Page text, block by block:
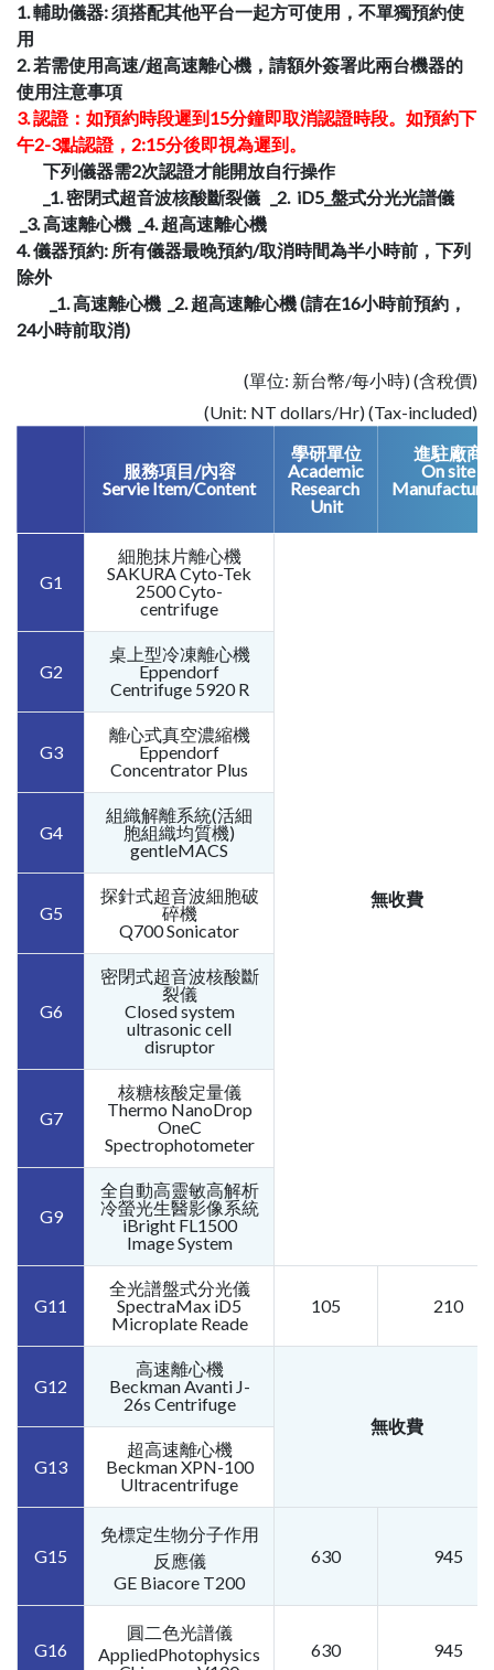
1. 輔助儀器: 須搭配其他平台一起方可使用，不單獨預約使
用
2. 若需使用高速/超高速離心機，請額外簽署此兩台機器的
使用注意事項
3. 認證： 如預約時段遲到15分鐘即取消認證時段。如預約下
午2-3點認證，2:15分後即視為遲到。
下列儀器需2次認證才能開放自行操作
_1. 密閉式超音波核酸斷裂儀 _2. iD5_盤式分光光譜儀
_3. 高速離心機 _4. 超高速離心機
4. 儀器預約: 所有儀器最晚預約/取消時間為半小時前，下列
除外
_1. 高速離心機 _2. 超高速離心機 (請在16小時前預約，
24小時前取消)
(單位: 新台幣/每小時) (含稅價)
(Unit: NT dollars/Hr) (Tax-included)
服務項目/內容
Servie Item/Content
學研單位
Academic
Research
Unit
進駐廠商
On site
G1
細胞抹片離心機
SAKURA Cyto-Tek
2500 Cyto-
centrifuge
無收費
G2
桌上型冷凍離心機
Eppendorf
Centrifuge 5920 R
G3
離心式真空濃縮機
Eppendorf
Concentrator Plus
G4
組織解離系統(活細
胞組織均質機)
gentleMACS
G5
探針式超音波細胞破
碎機
Q700 Sonicator
G6
密閉式超音波核酸斷
裂儀
Closed system
ultrasonic cell
disruptor
G7
核糖核酸定量儀
Thermo NanoDrop
OneC
Spectrophotometer
G9
全自動高靈敏高解析
冷螢光生醫影像系統
iBright FL1500
Image System
G11
全光譜盤式分光儀
SpectraMax iD5
Microplate Reade
105 210
G12
高速離心機
Beckman Avanti J-
26s Centrifuge
無收費
G13
超高速離心機
Beckman XPN-100
Ultracentrifuge
G15
免標定生物分子作用
反應儀
GE Biacore T200
630 945
G16
圓二色光譜儀
AppliedPhotophysics
630 945